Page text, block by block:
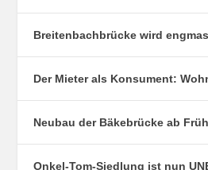
Breitenbachbrücke wird
Der Mieter als Konsument:
Neubau der Bäkebrücke ab
Onkel-Tom-Siedlung ist nun